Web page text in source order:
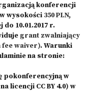
konferencji
wysokości 350 PLN,
10.01.2017 r.
grant zwalniający
waiver). Warunki
na stronie:
pokonferencyjną w
licencji CC BY 4.0) w